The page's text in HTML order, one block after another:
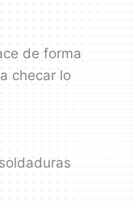
de forma
checar lo